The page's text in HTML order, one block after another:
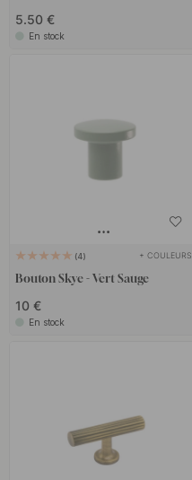
5.50 €
En stock
4 + COULEURS
Bouton Skye - Vert Sauge
10 €
En stock